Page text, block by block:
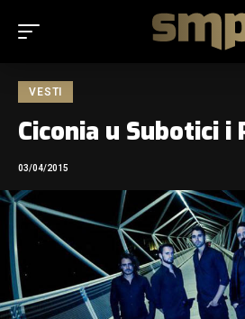
VESTI
Ciconia u Subotici i
03/04/2015